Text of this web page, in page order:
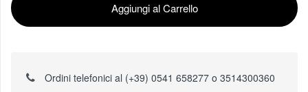
Aggiungi al Carrello
Ordini telefonici al (+39) 0541 658277 o 3514300360